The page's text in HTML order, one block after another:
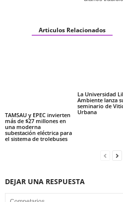
Articulos Relacionados
TAMSAU y EPEC invierten
más de $27 millones en
una moderna
subestación eléctrica para
el sistema de trolebuses
La Universidad
Ambiente lanza
seminario de
Urbana
DEJAR UNA RESPUESTA